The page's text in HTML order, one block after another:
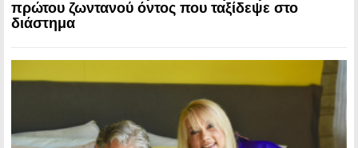
πρώτου ζωντανού όντος που ταξίδεψε στο
διάστημα